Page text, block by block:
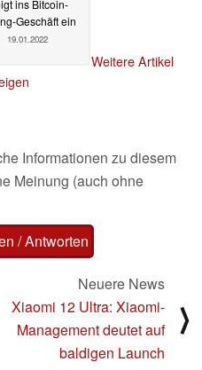
ins Bitcoin-
Geschäft ein
19.01.2022
Weitere Artikel
Informationen zu diesem
Meinung (auch ohne
/ Antworten
Neuere News
Xiaomi 12 Ultra: Xiaomi-
Management deutet auf
baldigen Launch
⟩